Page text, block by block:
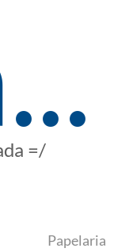
=/
Papelaria